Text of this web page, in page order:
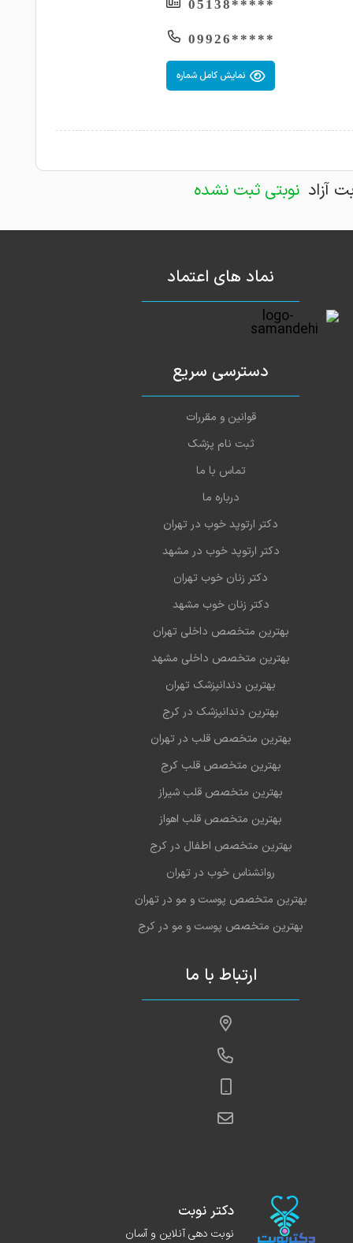
آزاد نوبتی ثبت نشده
*****05138
*****09926
نمایش کامل شماره
نماد های اعتماد
دسترسی سریع
قوانین و مقررات
ثبت نام پزشک
تماس با ما
درباره ما
دکتر ارتوپد خوب در تهران
دکتر ارتوپد خوب در مشهد
دکتر زنان خوب تهران
دکتر زنان خوب مشهد
بهترین متخصص داخلی تهران
بهترین متخصص داخلی مشهد
بهترین دندانپزشک تهران
بهترین دندانپزشک در کرج
بهترین متخصص قلب در تهران
بهترین متخصص قلب کرج
بهترین متخصص قلب شیراز
بهترین متخصص قلب اهواز
بهترین متخصص اطفال در کرج
روانشناس خوب در تهران
بهترین متخصص پوست و مو در تهران
بهترین متخصص پوست و مو در کرج
ارتباط با ما
دکتر نوبت
نوبت دهی آنلاین و آسان